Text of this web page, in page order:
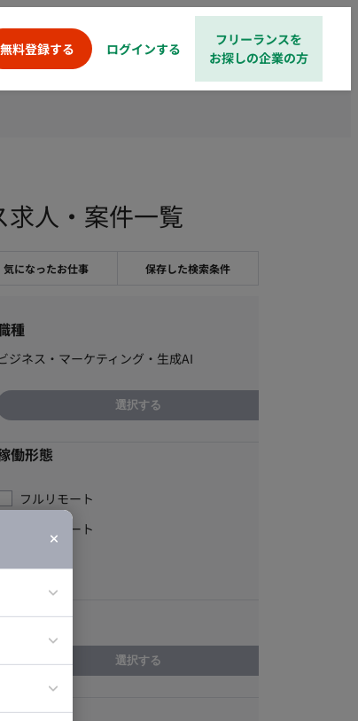
無料登録する ログインする
フリーランスを
お探しの企業の方
求人・案件一覧
気になったお仕事 保存した検索条件
種
ジネス・マーケティング・生成AI
選択する
働形態
フルリモート
一部リモート
リア
選択する
キル